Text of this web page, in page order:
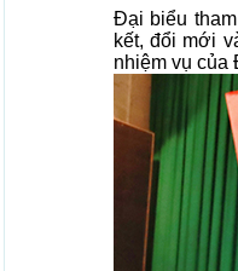
Đại biểu
kết, đổi mới
nhiệm vụ của